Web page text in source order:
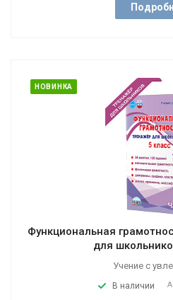
НОВИНКА
Функциональная
для
Учение с
В наличии